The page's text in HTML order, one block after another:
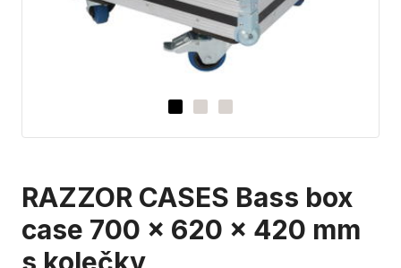
RAZZOR CASES Bass box
case 700 x 620 x 420 mm